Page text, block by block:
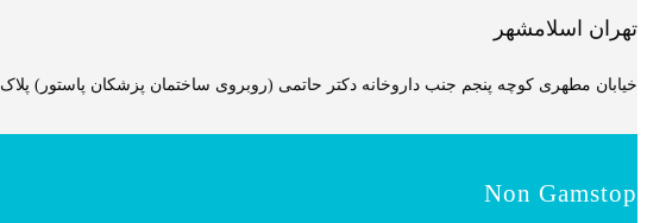
تهران اسلامشهر
خیابان مطهری کوچه پنجم جنب داروخانه دکتر حاتمی (روبروی ساختمان پزشکان پاستور) پلاک 9
Non Gamstop